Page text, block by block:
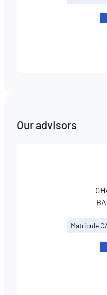
Our advisors
Matricule